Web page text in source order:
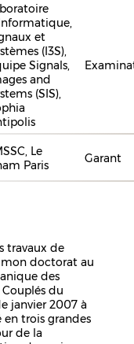
et
(I3S),
Signals,
and
(SIS),
Le
Paris
Garant
travaux de
mon doctorat au
des
du
janvier 2007 à
en trois grandes
de la